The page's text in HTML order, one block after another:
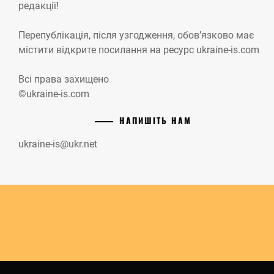
редакції!
Перепублікація, після узгодження, обов’язково має
містити відкрите посилання на ресурс ukraine-is.com
Всі права захищено
©ukraine-is.com
НАПИШІТЬ НАМ
ukraine-is@ukr.net